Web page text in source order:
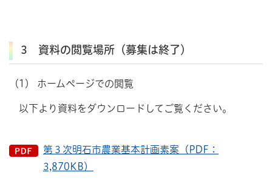
3 資料の閲覧場所（募集は終了）
（1） ホームページでの閲覧
以下より資料をダウンロードしてご覧ください。
第３次明石市農業基本計画素案（PDF：
3,870KB）